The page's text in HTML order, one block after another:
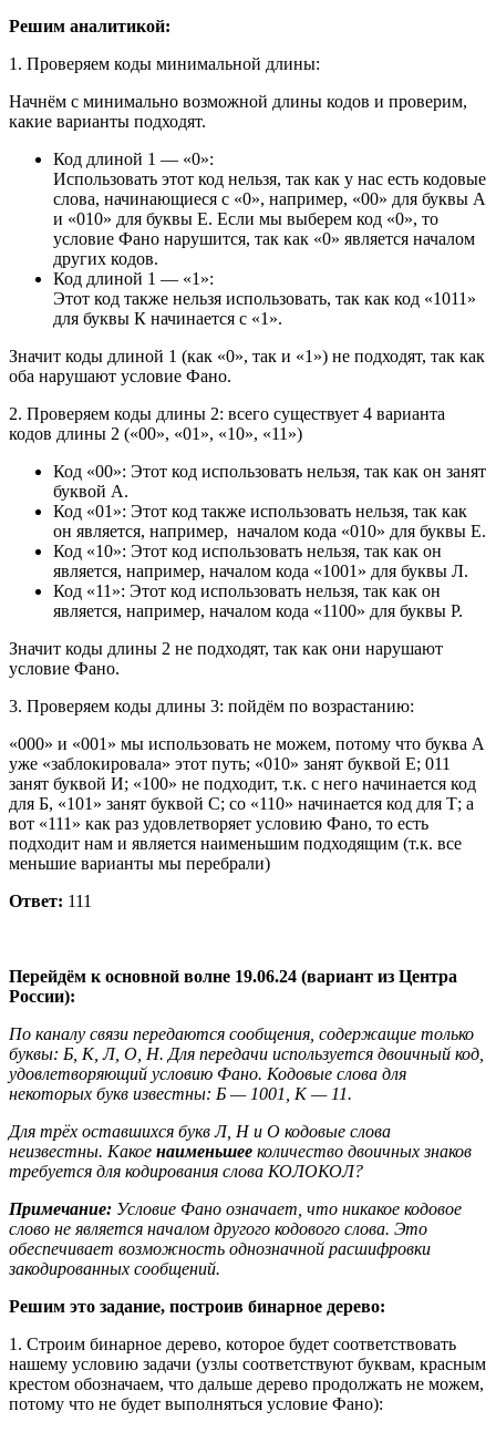
Решим аналитикой:
1. Проверяем коды минимальной длины:
Начнём с минимально возможной длины кодов и проверим,
какие варианты подходят.
Код длиной 1 — «0»:
Использовать этот код нельзя, так как у нас есть кодовые
слова, начинающиеся с «0», например, «00» для буквы А
и «010» для буквы Е. Если мы выберем код «0», то
условие Фано нарушится, так как «0» является началом
других кодов.
Код длиной 1 — «1»:
Этот код также нельзя использовать, так как код «1011»
для буквы К начинается с «1».
Значит коды длиной 1 (как «0», так и «1») не подходят, так как
оба нарушают условие Фано.
2. Проверяем коды длины 2: всего существует 4 варианта
кодов длины 2 («00», «01», «10», «11»)
Код «00»: Этот код использовать нельзя, так как он занят
буквой А.
Код «01»: Этот код также использовать нельзя, так как
он является, например, началом кода «010» для буквы Е.
Код «10»: Этот код использовать нельзя, так как он
является, например, началом кода «1001» для буквы Л.
Код «11»: Этот код использовать нельзя, так как он
является, например, началом кода «1100» для буквы Р.
Значит коды длины 2 не подходят, так как они нарушают
условие Фано.
3. Проверяем коды длины 3: пойдём по возрастанию:
«000» и «001» мы использовать не можем, потому что буква А
уже «заблокировала» этот путь; «010» занят буквой Е; 011
занят буквой И; «100» не подходит, т.к. с него начинается код
для Б, «101» занят буквой С; со «110» начинается код для Т; а
вот «111» как раз удовлетворяет условию Фано, то есть
подходит нам и является наименьшим подходящим (т.к. все
меньшие варианты мы перебрали)
Ответ: 111
Перейдём к основной волне 19.06.24 (вариант из Центра
России):
По каналу связи передаются сообщения, содержащие только
буквы: Б, К, Л, О, Н. Для передачи используется двоичный код,
удовлетворяющий условию Фано. Кодовые слова для
некоторых букв известны: Б — 1001, К — 11.
Для трёх оставшихся букв Л, Н и О кодовые слова
неизвестны. Какое наименьшее количество двоичных знаков
требуется для кодирования слова КОЛОКОЛ?
Примечание: Условие Фано означает, что никакое кодовое
слово не является началом другого кодового слова. Это
обеспечивает возможность однозначной расшифровки
закодированных сообщений.
Решим это задание, построив бинарное дерево:
1. Строим бинарное дерево, которое будет соответствовать
нашему условию задачи (узлы соответствуют буквам, красным
крестом обозначаем, что дальше дерево продолжать не можем,
потому что не будет выполняться условие Фано):